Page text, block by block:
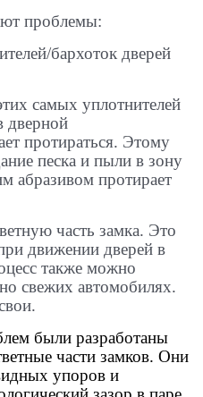
проблемы:
бархоток дверей
самых уплотнителей
дверной
протираться. Этому
песка и пыли в зону
абразивом протирает
часть замка. Это
движении дверей в
также можно
свежих автомобилях.
были разработаны
части замков. Они
упоров и